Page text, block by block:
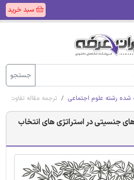
سبد خرید
جستجو
شده رشته علوم اجتماعی ترجمه مقاله تفاوت
جنسیتی در استراتژی های انتخاب